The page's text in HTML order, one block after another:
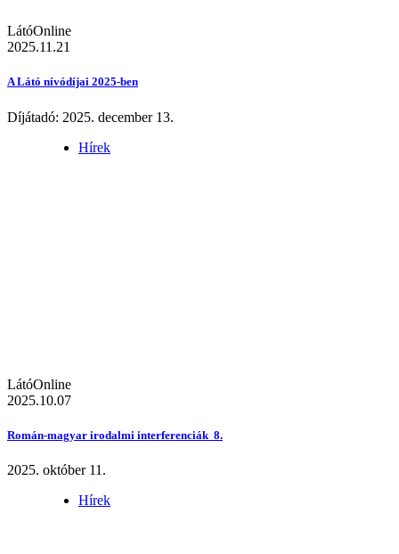
LátóOnline
2025.11.21
A Látó nívódíjai 2025-ben
Díjátadó: 2025. december 13.
Hírek
LátóOnline
2025.10.07
Román-magyar irodalmi interferenciák 8.
2025. október 11.
Hírek